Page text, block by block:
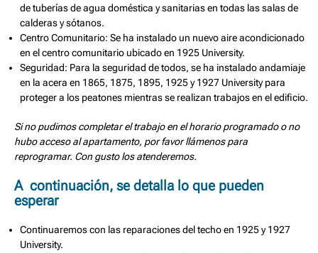
de tuberías de agua doméstica y sanitarias en todas las salas de
calderas y sótanos.
Centro Comunitario: Se ha instalado un nuevo aire acondicionado
en el centro comunitario ubicado en 1925 University.
Seguridad: Para la seguridad de todos, se ha instalado andamiaje
en la acera en 1865, 1875, 1895, 1925 y 1927 University para
proteger a los peatones mientras se realizan trabajos en el edificio.
Si no pudimos completar el trabajo en el horario programado o no
hubo acceso al apartamento, por favor llámenos para
reprogramar. Con gusto los atenderemos.
A continuación, se detalla lo que pueden
esperar
Continuaremos con las reparaciones del techo en 1925 y 1927
University.